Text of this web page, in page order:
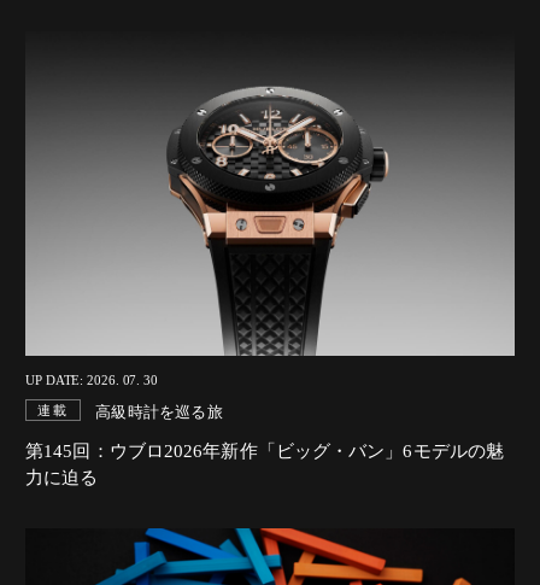
UP DATE: 2026. 07. 30
連載 高級時計を巡る旅
第145回：ウブロ2026年新作「ビッグ・バン」6モデルの魅
力に迫る